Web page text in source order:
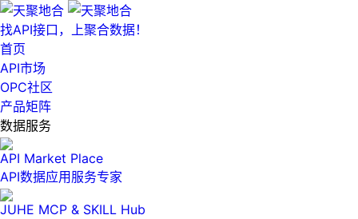
找API接口，上聚合数据！
首页
API市场
OPC社区
产品矩阵
数据服务
API Market Place
API数据应用服务专家
JUHE MCP & SKILL Hub